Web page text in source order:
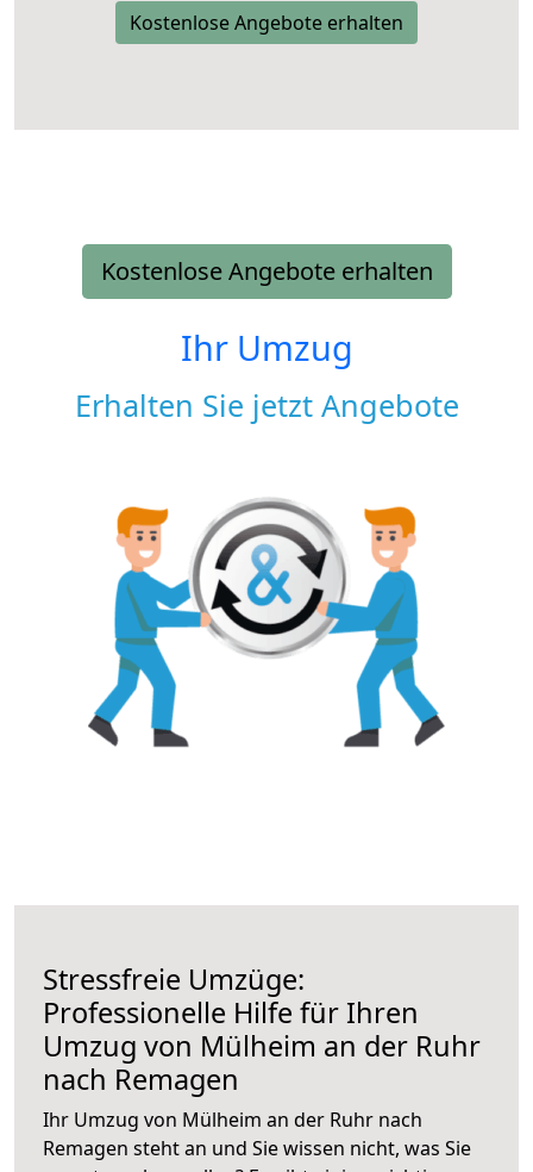
Kostenlose Angebote erhalten
Kostenlose Angebote erhalten
Ihr Umzug
Erhalten Sie jetzt Angebote
Stressfreie Umzüge:
Professionelle Hilfe für Ihren
Umzug von Mülheim an der Ruhr
nach Remagen
Ihr Umzug von Mülheim an der Ruhr nach
Remagen steht an und Sie wissen nicht, was Sie